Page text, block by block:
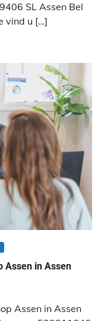
SL Assen Bel
vind u […]
Assen in Assen
Assen in Assen